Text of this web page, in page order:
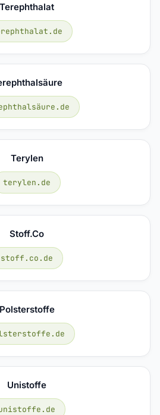
Terephthalat
Terylen
terylen.de
Stoff.co
stoff.co.de
Polsterstoffe
Unistoffe